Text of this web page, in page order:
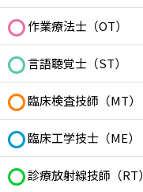
作業療法士（OT）
言語聴覚士（ST）
臨床検査技師（MT）
臨床工学技士（ME）
診療放射線技師（RT）